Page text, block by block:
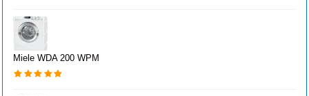
Miele WDA 200 WPM